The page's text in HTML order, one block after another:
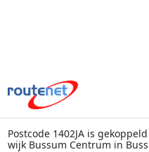
Postcode 1402JA is
wijk Bussum Centrum in